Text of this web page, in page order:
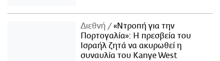
Διεθνή
«Ντροπή για την
Πορτογαλία»: Η πρεσβεία του
Ισραήλ ζητά να ακυρωθεί η
συναυλία του Kanye West